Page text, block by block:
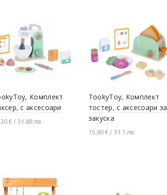
Комплект
с аксесоари
€ / 31.88 лв.
TookyToy, Комплект
тостер, с аксесоари за
закуска
15,90 € / 31.1 лв.